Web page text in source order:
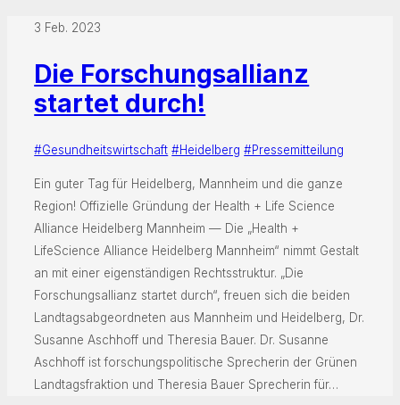
3 Feb. 2023
Die Forschungsallianz
startet durch!
#Gesundheitswirtschaft #Heidelberg #Pressemitteilung
Ein guter Tag für Heidelberg, Mannheim und die ganze
Region! Offizielle Gründung der Health + Life Science
Alliance Heidelberg Mannheim — Die „Health +
LifeScience Alliance Heidelberg Mannheim“ nimmt Gestalt
an mit einer eigenständigen Rechtsstruktur. „Die
Forschungsallianz startet durch“, freuen sich die beiden
Landtagsabgeordneten aus Mannheim und Heidelberg, Dr.
Susanne Aschhoff und Theresia Bauer. Dr. Susanne
Aschhoff ist forschungspolitische Sprecherin der Grünen
Landtagsfraktion und Theresia Bauer Sprecherin für…